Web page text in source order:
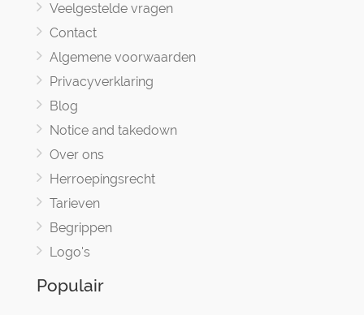
Veelgestelde vragen
Contact
Algemene voorwaarden
Privacyverklaring
Blog
Notice and takedown
Over ons
Herroepingsrecht
Tarieven
Begrippen
Logo's
Populair